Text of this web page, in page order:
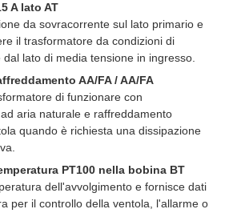
A lato AT
da sovracorrente sul lato primario e
il trasformatore da condizioni di
lato di media tensione in ingresso.
AA/FA / AA/FA
di funzionare con
aria naturale e raffreddamento
quando è richiesta una dissipazione
PT100 nella bobina BT
dell'avvolgimento e fornisce dati
per il controllo della ventola, l'allarme o